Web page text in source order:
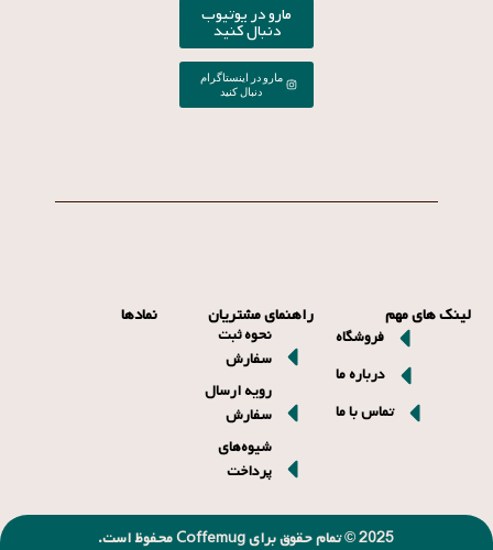
مارو در یوتیوب
دنبال کنید
مارو در اینستاگرام
دنبال کنید
لینک های مهم
فروشگاه
درباره ما
تماس با ما
راهنمای مشتریان
نحوه ثبت
سفارش
رویه ارسال
سفارش
شیوه‌های
پرداخت
نمادها
2025 © تمام حقوق برای Coffemug محفوظ است.